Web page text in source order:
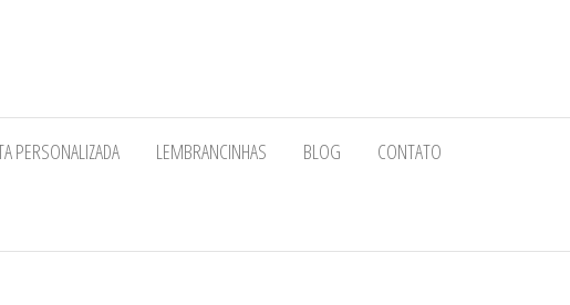
PERSONALIZADA LEMBRANCINHAS BLOG CONTATO